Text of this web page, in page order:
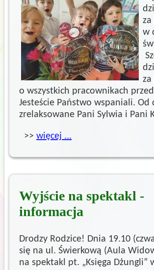
za
w
za
o wszystkich pracownikach
Jesteście Państwo wspaniali. Od
zrelaksowane Pani Sylwia i Pani
>> więcej ...
Wyjście na spektakl -
informacja
Drodzy Rodzice! Dnia 19.10
się na ul. Świerkową (Aula
na spektakl pt. „Księga Dżungli”